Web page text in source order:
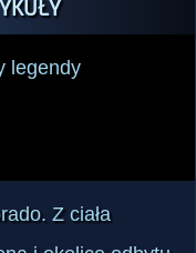
legendy
Z ciała